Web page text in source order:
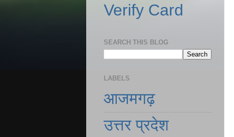
Verify Card
SEARCH THIS BLOG
LABELS
आजमगढ़
उत्तर प्रदेश